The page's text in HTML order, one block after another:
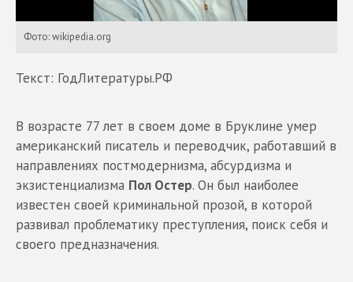
Фото: wikipedia.org
Текст: ГодЛитературы.РФ
В возрасте 77 лет в своем доме в Бруклине умер
американский писатель и переводчик, работавший в
направлениях постмодернизма, абсурдизма и
экзистенциализма Пол Остер. Он был наиболее
известен своей криминальной прозой, в которой
развивал проблематику преступления, поиск себя и
своего предназначения.